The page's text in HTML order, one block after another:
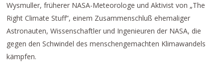
Wysmuller, früherer NASA-Meteorologe und Aktivist von „The
Right Climate Stuff“, einem Zusammenschluß ehemaliger
Astronauten, Wissenschaftler und Ingenieuren der NASA, die
gegen den Schwindel des menschengemachten Klimawandels
kämpfen.